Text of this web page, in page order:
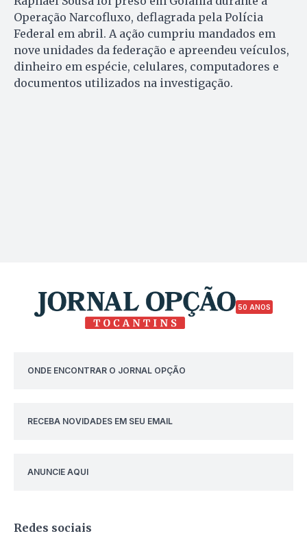
Operação Narcofluxo, deflagrada pela Polícia
Federal em abril. A ação cumpriu mandados em
nove unidades da federação e apreendeu veículos,
dinheiro em espécie, celulares, computadores e
documentos utilizados na investigação.
50 ANOS
ONDE ENCONTRAR O JORNAL OPÇÃO
RECEBA NOVIDADES EM SEU EMAIL
ANUNCIE AQUI
Redes sociais